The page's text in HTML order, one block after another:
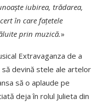
iubirea, trădarea,
în care faţetele
prin muzică.»
Extravaganza de a
devină stele ale artelor
să o aplaude pe
deja în rolul Julieta din